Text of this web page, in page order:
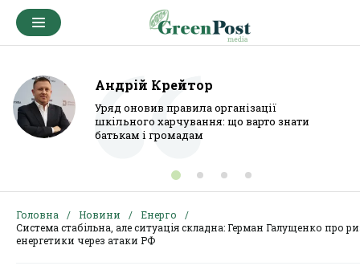
Андрій Крейтор
Уряд оновив правила організації
шкільного харчування: що варто знати
батькам і громадам
Головна Новини
Енерго
Система стабільна, але ситуація складна: Герман Галущенко про
енергетики через атаки РФ